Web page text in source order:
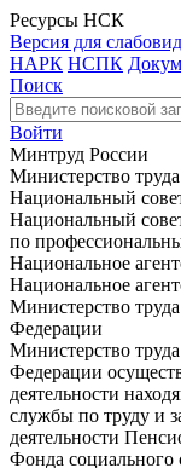
Ресурсы НСК
Версия для
НАРК НСПК
Поиск
Войти
Минтруд России
Министерство
Национальный
Национальный
по
Национальное
Национальное
Министерство
Федерации
Министерство
Федерации
деятельности
службы по труду и
деятельности
Фонда социального